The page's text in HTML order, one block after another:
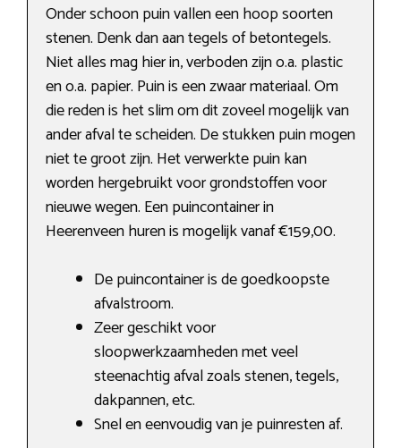
Onder schoon puin vallen een hoop soorten
stenen. Denk dan aan tegels of betontegels.
Niet alles mag hier in, verboden zijn o.a. plastic
en o.a. papier. Puin is een zwaar materiaal. Om
die reden is het slim om dit zoveel mogelijk van
ander afval te scheiden. De stukken puin mogen
niet te groot zijn. Het verwerkte puin kan
worden hergebruikt voor grondstoffen voor
nieuwe wegen. Een puincontainer in
Heerenveen huren is mogelijk vanaf €159,00.
De puincontainer is de goedkoopste
afvalstroom.
Zeer geschikt voor
sloopwerkzaamheden met veel
steenachtig afval zoals stenen, tegels,
dakpannen, etc.
Snel en eenvoudig van je puinresten af.